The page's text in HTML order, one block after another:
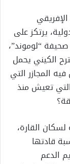
يرتكز على
“لوموند”،
الكيني يحمل
المجازر التي
تعيش منذ
القارة،
قادتها
الدعم